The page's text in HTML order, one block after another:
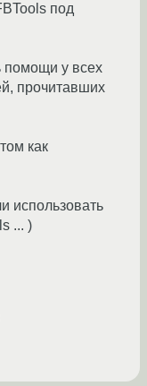
под
помощи у всех
прочитавших
как
использовать
... )